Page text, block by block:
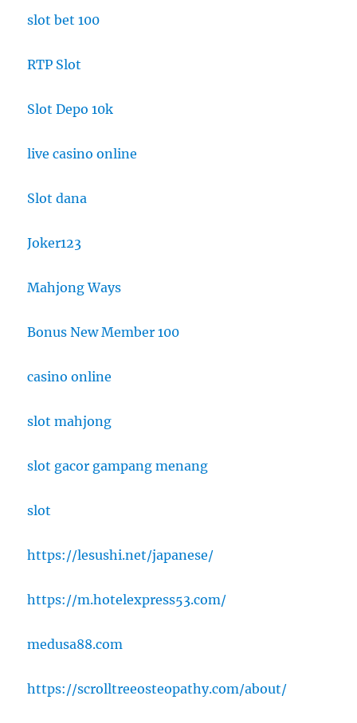
slot bet 100
RTP Slot
Slot Depo 10k
live casino online
Slot dana
Joker123
Mahjong Ways
Bonus New Member 100
casino online
slot mahjong
slot gacor gampang menang
slot
https://lesushi.net/japanese/
https://m.hotelexpress53.com/
medusa88.com
https://scrolltreeosteopathy.com/about/